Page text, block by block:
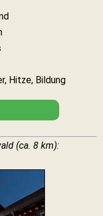
Hitze, Bildung
(ca. 8 km):